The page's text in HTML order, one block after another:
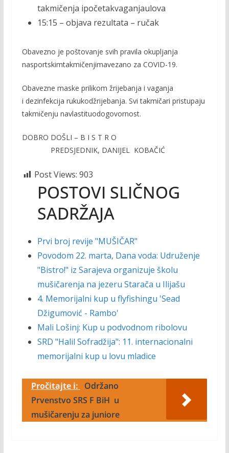
takmičenja ipočetakvaganjaulova
15:15 – objava rezultata – ručak
Obavezno je poštovanje svih pravila okupljanja
nasportskimtakmičenjimavezano za COVID-19.
Obavezne maske prilikom žrijebanja i vaganja
i dezinfekcija rukukodžrijebanja. Svi takmičari pristupaju
takmičenju navlastituodogovornost.
DOBRO DOŠLI – B I S T R O
PREDSJEDNIK, DANIJEL KOBAČIĆ
Post Views: 903
POSTOVI SLIČNOG
SADRŽAJA
Prvi broj revije "MUŠIČAR"
Povodom 22. marta, Dana voda: Udruženje
"Bistro!" iz Sarajeva organizuje školu
mušičarenja na jezeru Starača u Ilijašu
4. Memorijalni kup u flyfishingu 'Sead
Džigumović - Rambo'
Mali Lošinj: Kup u podvodnom ribolovu
SRD "Halil Sofradžija": 11. internacionalni
memorijalni kup u lovu mladice
Pročitajte i:
Održano
Prvenstvo SRS F BiH u
mušičarenju za juniore